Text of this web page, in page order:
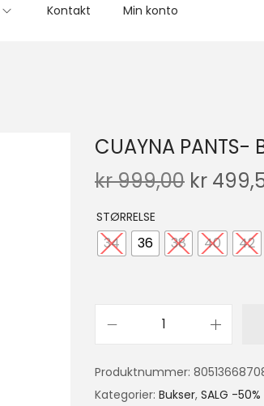
Kontakt Min konto
CUAYNA
kr999,00 kr
STØRRELSE
34 36 38 40 42
Produktnummer:
Kategorier: Bukser, SALG -50%